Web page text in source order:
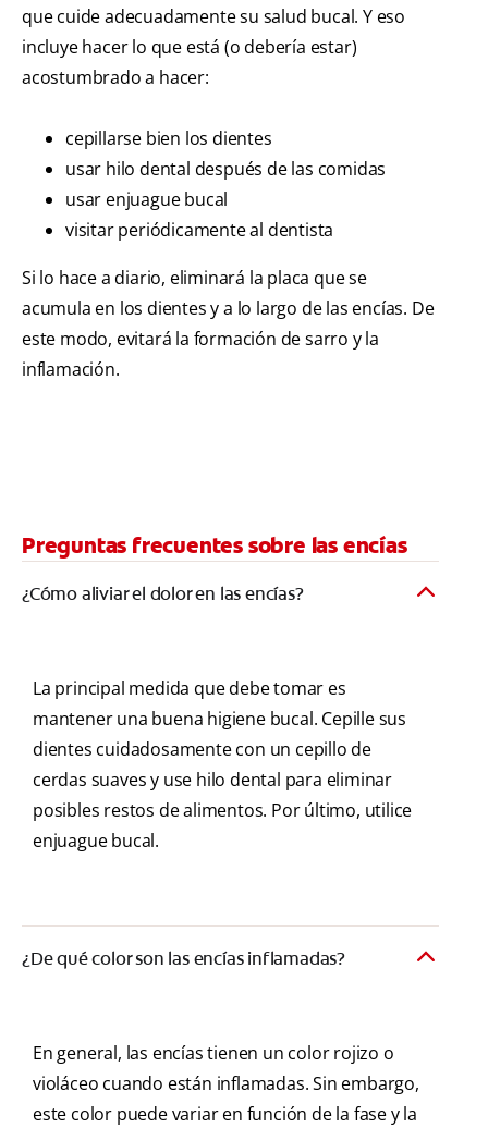
que cuide adecuadamente su salud bucal. Y eso
incluye hacer lo que está (o debería estar)
acostumbrado a hacer:
cepillarse bien los dientes
usar hilo dental después de las comidas
usar enjuague bucal
visitar periódicamente al dentista
Si lo hace a diario, eliminará la placa que se
acumula en los dientes y a lo largo de las encías. De
este modo, evitará la formación de sarro y la
inflamación.
Preguntas frecuentes sobre las encías
¿Cómo aliviar el dolor en las encías?
La principal medida que debe tomar es
mantener una buena higiene bucal. Cepille sus
dientes cuidadosamente con un cepillo de
cerdas suaves y use hilo dental para eliminar
posibles restos de alimentos. Por último, utilice
enjuague bucal.
¿De qué color son las encías inflamadas?
En general, las encías tienen un color rojizo o
violáceo cuando están inflamadas. Sin embargo,
este color puede variar en función de la fase y la